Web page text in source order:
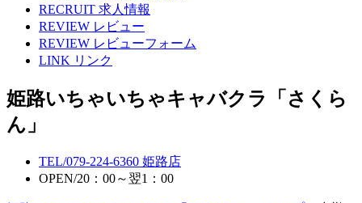
RECRUIT 求人情報
REVIEW レビュー
REVIEW レビューフォーム
LINK リンク
姫路いちゃいちゃキャバクラ「さくら
ん」
TEL/079-224-6360 姫路店
OPEN/20：00～翌1：00